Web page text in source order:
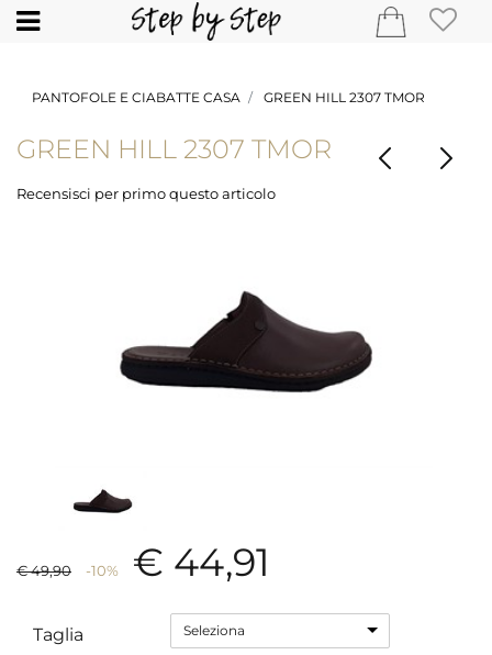
Open
PANTOFOLE E CIABATTE CASA GREEN HILL 2307 TMOR
GREEN HILL 2307 TMOR
Recensisci per primo questo articolo
€ 49,90 -10% € 44,91
Taglia Seleziona